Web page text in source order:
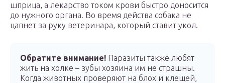
шприца, а лекарство током крови быстро доносится
до нужного органа. Во время действа собака не
цапнет за руку ветеринара, который ставит укол.
Обратите внимание! Паразиты также любят
жить на холке – зубы хозяина им не страшны.
Когда животных проверяют на блох и клещей,